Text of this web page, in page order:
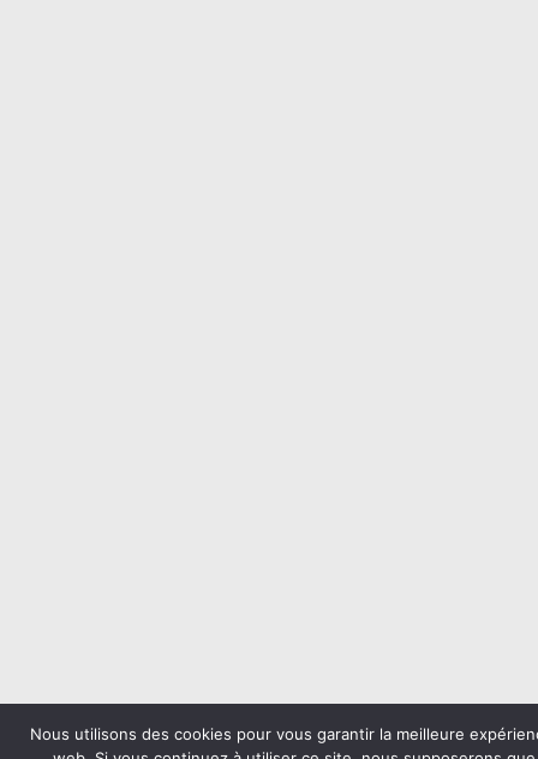
Nous utilisons des cookies pour vous garantir la meilleure